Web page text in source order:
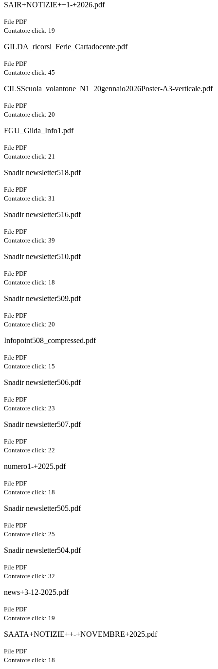
SAIR+NOTIZIE++1-+2026.pdf
File PDF
Contatore click: 19
GILDA_ricorsi_Ferie_Cartadocente.pdf
File PDF
Contatore click: 45
CILSScuola_volantone_N1_20gennaio2026Poster-A3-verticale.pdf
File PDF
Contatore click: 20
FGU_Gilda_Info1.pdf
File PDF
Contatore click: 21
Snadir newsletter518.pdf
File PDF
Contatore click: 31
Snadir newsletter516.pdf
File PDF
Contatore click: 39
Snadir newsletter510.pdf
File PDF
Contatore click: 18
Snadir newsletter509.pdf
File PDF
Contatore click: 20
Infopoint508_compressed.pdf
File PDF
Contatore click: 15
Snadir newsletter506.pdf
File PDF
Contatore click: 23
Snadir newsletter507.pdf
File PDF
Contatore click: 22
numero1-+2025.pdf
File PDF
Contatore click: 18
Snadir newsletter505.pdf
File PDF
Contatore click: 25
Snadir newsletter504.pdf
File PDF
Contatore click: 32
news+3-12-2025.pdf
File PDF
Contatore click: 19
SAATA+NOTIZIE++-+NOVEMBRE+2025.pdf
File PDF
Contatore click: 18